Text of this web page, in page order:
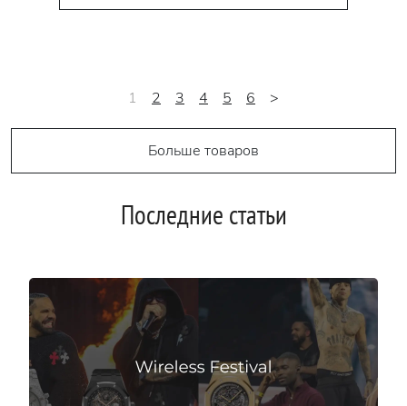
1 2 3 4 5 6 >
Больше товаров
Последние статьи